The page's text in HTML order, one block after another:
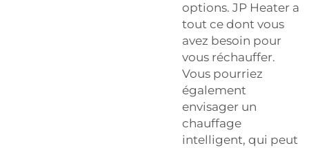
options. JP Heater a
tout ce dont vous
avez besoin pour
vous réchauffer.
Vous pourriez
également
envisager un
chauffage
intelligent, qui peut